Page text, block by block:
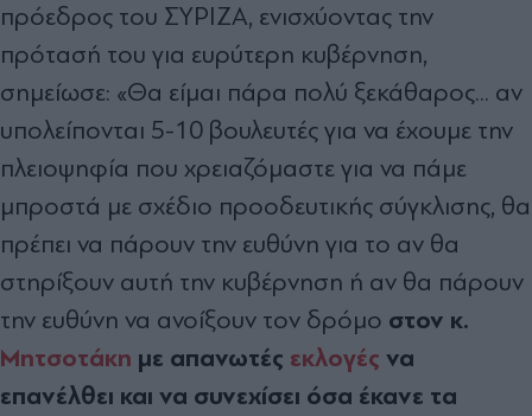
πρόεδρος του ΣΥΡΙΖΑ, ενισχύοντας την
πρότασή του για ευρύτερη κυβέρνηση,
σημείωσε: «Θα είμαι πάρα πολύ ξεκάθαρος... αν
υπολείπονται 5-10 βουλευτές για να έχουμε την
πλειοψηφία που χρειαζόμαστε για να πάμε
μπροστά με σχέδιο προοδευτικής σύγκλισης, θα
πρέπει να πάρουν την ευθύνη για το αν θα
στηρίξουν αυτή την κυβέρνηση ή αν θα πάρουν
την ευθύνη να ανοίξουν τον δρόμο στον κ.
Μητσοτάκη με απανωτές εκλογές να
επανέλθει και να συνεχίσει όσα έκανε τα